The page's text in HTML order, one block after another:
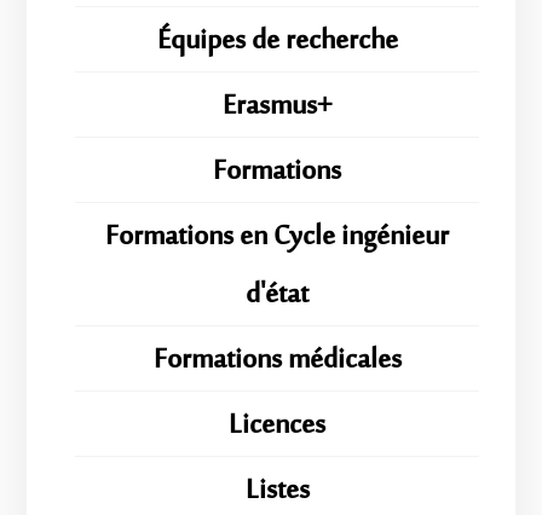
Équipes de recherche
Erasmus+
Formations
Formations en Cycle ingénieur
d'état
Formations médicales
Licences
Listes